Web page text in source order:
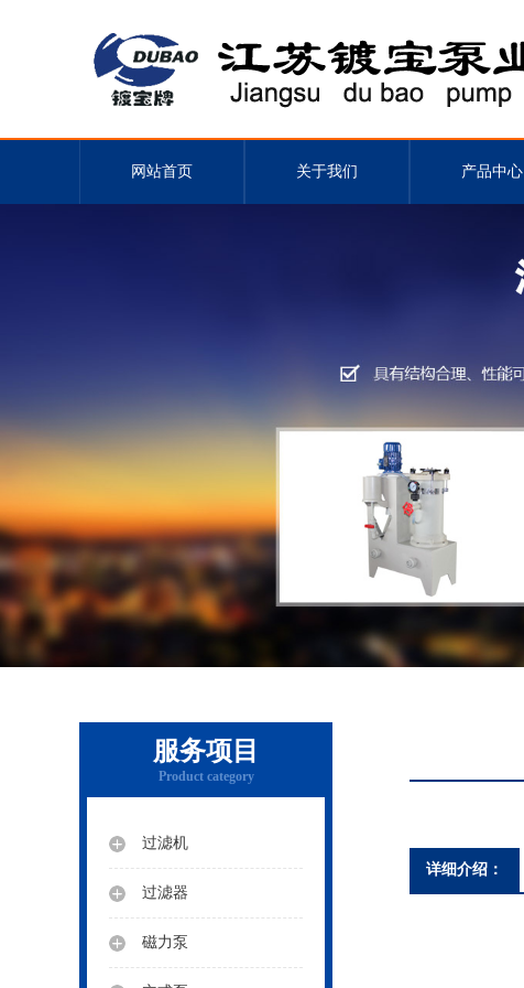
网站首页 关于我们 产品中心
服务项目
Product category
过滤机
过滤器
磁力泵
详细介绍：